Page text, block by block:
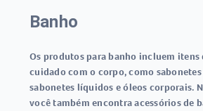
Banho
Os produtos para banho incluem itens
cuidado com o corpo, como sabonetes
sabonetes líquidos e óleos corporais.
você também encontra acessórios de